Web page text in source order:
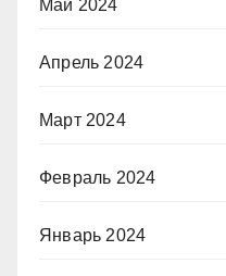
Май 2024
Апрель 2024
Март 2024
Февраль 2024
Январь 2024